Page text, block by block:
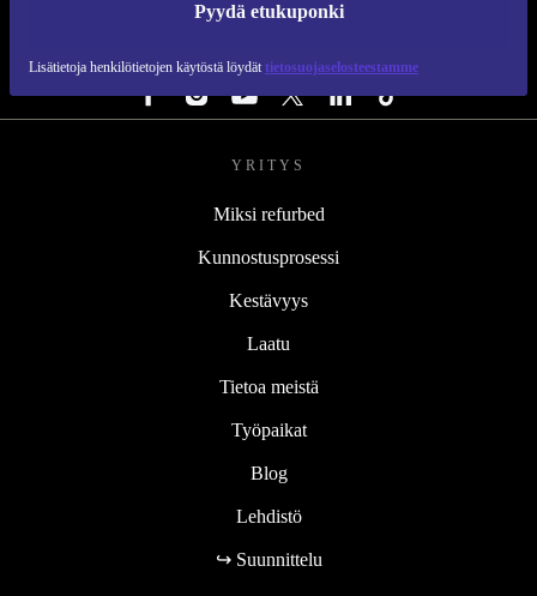
Pyydä etukuponki
Lisätietoja henkilötietojen käytöstä löydät tietosuojaselosteestamme
YRITYS
Miksi refurbed
Kunnostusprosessi
Kestävyys
Laatu
Tietoa meistä
Työpaikat
Blog
Lehdistö
↪ Suunnittelu